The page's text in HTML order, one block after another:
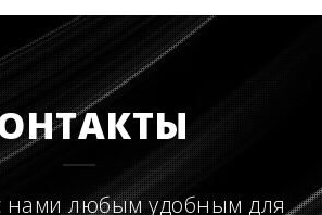
нами любым удобным для